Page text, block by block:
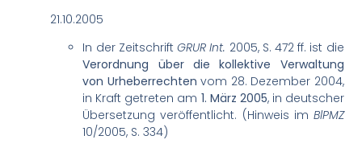
21.10.2005
In der ZeitschriftGRUR Int. 2005, S. 472 ff. ist die
Verordnung über die kollektive Verwaltung
von Urheberrechten vom 28. Dezember 2004,
in Kraft getreten am 1. März 2005, in deutscher
Übersetzung veröffentlicht. (Hinweis im BlPMZ
10/2005, S. 334)